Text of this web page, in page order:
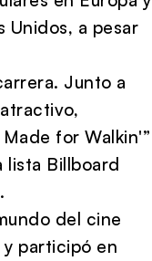
Unidos, a pesar
Junto a
for Walkin'”
lista Billboard
del cine
y participó en